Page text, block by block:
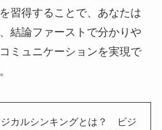
習得することで、あなたは
結論ファーストで分かりや
ミュニケーションを実現で
ジカルシンキングとは？ ビジ